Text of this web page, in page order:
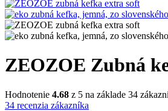
ZEOZOE Zubná
Hodnotenie 4.68 z 5 na základe 34
34 recenzia zákazníka